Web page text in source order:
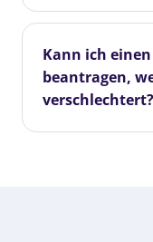
Kann ich
beantragen,
verschlechtert?